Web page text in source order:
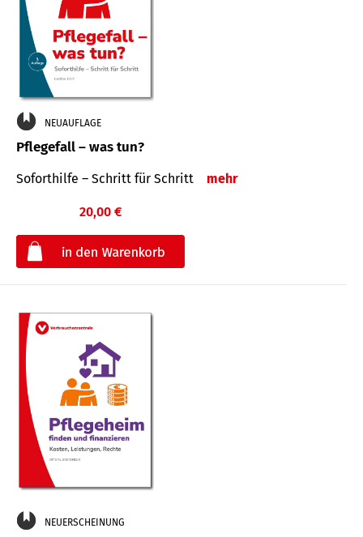
NEUAUFLAGE
Pflegefall – was tun?
Soforthilfe – Schritt für Schritt mehr
20,00 €
NEUERSCHEINUNG